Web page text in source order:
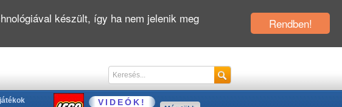
VIDEÓK!
Rendben!
készült, így ha nem jelenik meg